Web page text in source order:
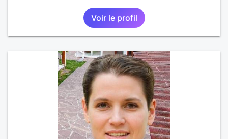
Voir le profil